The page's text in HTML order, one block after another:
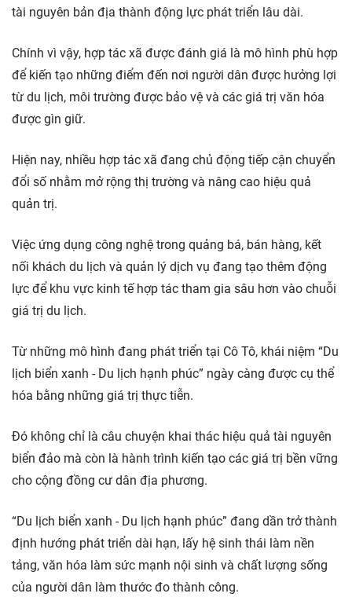
tài nguyên bản địa thành động lực phát triển lâu dài.
Chính vì vậy, hợp tác xã được đánh giá là mô hình phù hợp
để kiến tạo những điểm đến nơi người dân được hưởng lợi
từ du lịch, môi trường được bảo vệ và các giá trị văn hóa
được gìn giữ.
Hiện nay, nhiều hợp tác xã đang chủ động tiếp cận chuyển
đổi số nhằm mở rộng thị trường và nâng cao hiệu quả
quản trị.
Việc ứng dụng công nghệ trong quảng bá, bán hàng, kết
nối khách du lịch và quản lý dịch vụ đang tạo thêm động
lực để khu vực kinh tế hợp tác tham gia sâu hơn vào chuỗi
giá trị du lịch.
Từ những mô hình đang phát triển tại Cô Tô, khái niệm “Du
lịch biển xanh - Du lịch hạnh phúc” ngày càng được cụ thể
hóa bằng những giá trị thực tiễn.
Đó không chỉ là câu chuyện khai thác hiệu quả tài nguyên
biển đảo mà còn là hành trình kiến tạo các giá trị bền vững
cho cộng đồng cư dân địa phương.
“Du lịch biển xanh - Du lịch hạnh phúc” đang dần trở thành
định hướng phát triển dài hạn, lấy hệ sinh thái làm nền
tảng, văn hóa làm sức mạnh nội sinh và chất lượng sống
của người dân làm thước đo thành công.